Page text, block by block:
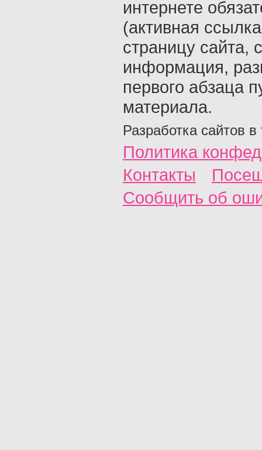
интернете
(активная
страницу сайта,
информация,
первого абзаца
материала.
Разработка сайтов в
Политика
Контакты
Сообщить об